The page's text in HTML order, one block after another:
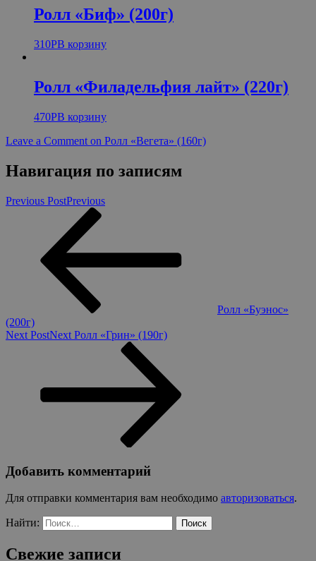
Ролл «Биф» (200г)
310РВ корзину
Ролл «Филадельфия лайт» (220г)
470РВ корзину
Leave a Comment on Ролл «Вегета» (160г)
Навигация по записям
Previous PostPrevious
Ролл «Буэнос»
(200г)
Next PostNext Ролл «Грин» (190г)
Добавить комментарий
Для отправки комментария вам необходимо авторизоваться.
Найти:
Свежие записи